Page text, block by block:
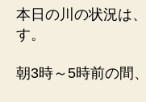
年
9
日
本日の川の状況は
す。
朝3時～5時前の間